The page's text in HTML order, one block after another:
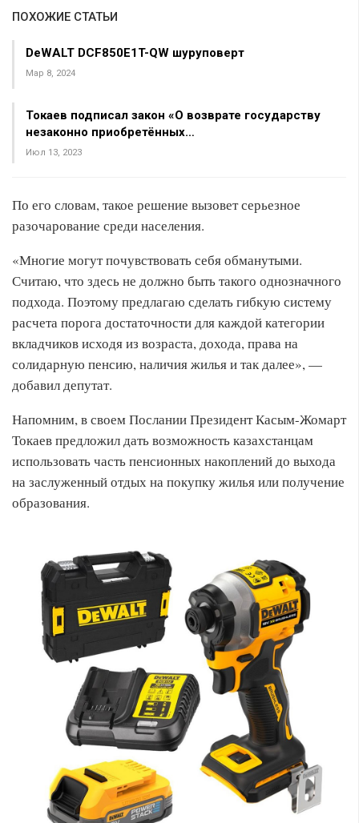
ПОХОЖИЕ СТАТЬИ
DeWALT DCF850E1T-QW шуруповерт
Мар 8, 2024
Токаев подписал закон «О возврате государству
незаконно приобретённых…
Июл 13, 2023
По его словам, такое решение вызовет серьезное
разочарование среди населения.
«Многие могут почувствовать себя обманутыми.
Считаю, что здесь не должно быть такого однозначного
подхода. Поэтому предлагаю сделать гибкую систему
расчета порога достаточности для каждой категории
вкладчиков исходя из возраста, дохода, права на
солидарную пенсию, наличия жилья и так далее», —
добавил депутат.
Напомним, в своем Послании Президент Касым-Жомарт
Токаев предложил дать возможность казахстанцам
использовать часть пенсионных накоплений до выхода
на заслуженный отдых на покупку жилья или получение
образования.